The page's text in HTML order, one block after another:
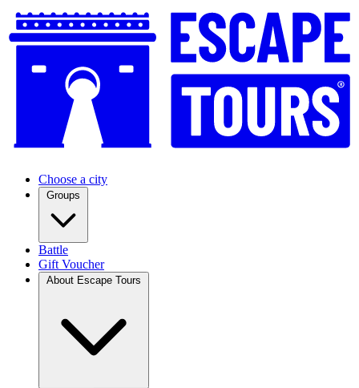
Choose a city
Groups
Battle
Gift Voucher
About Escape Tours